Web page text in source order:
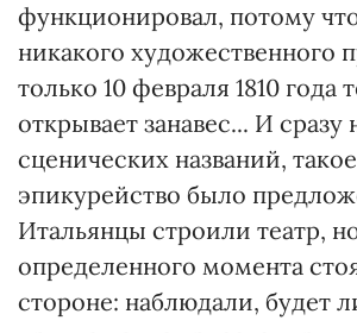
функционировал, потому
никакого художественного
только 10 февраля 1810 года
открывает занавес... И сразу
сценических названий, такое
эпикурейство было
Итальянцы строили театр,
определенного момента
стороне: наблюдали, будет